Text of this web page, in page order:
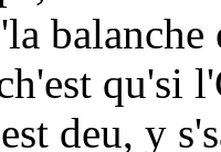
qu'si
deu, y